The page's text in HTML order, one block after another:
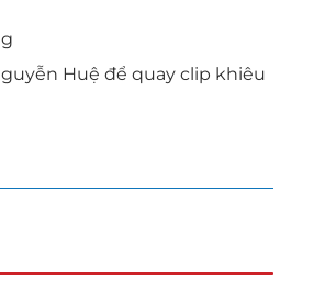
Huệ để quay clip khiêu